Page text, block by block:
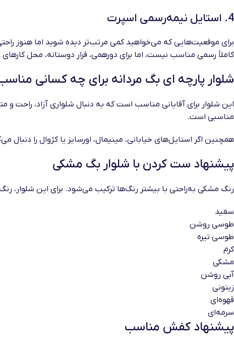
4. استایل نیمه‌رسمی اسپرت
برای موقعیت‌هایی که می‌خواهید کمی مرتب‌تر دیده شوید اما هنوز
کاملاً رسمی مناسب نیست، اما برای دورهمی، قرار دوستانه، محل
شلوار پارچه ای بگ مردانه برای چه کسانی
این شلوار برای آقایانی مناسب است که به دنبال شلواری آزاد، راحت
مناسبی است.
همچنین اگر استایل‌های خیابانی، مینیمال، اورسایز یا کژوال را
پیشنهاد ست کردن با شلوار بگ مشکی
رنگ مشکی به‌راحتی با بیشتر رنگ‌ها ترکیب می‌شود. برای این شلوار،
سفید
طوسی روشن
طوسی تیره
کرم
مشکی
آبی روشن
زیتونی
قهوه‌ای
سرمه‌ای
پیشنهاد کفش مناسب